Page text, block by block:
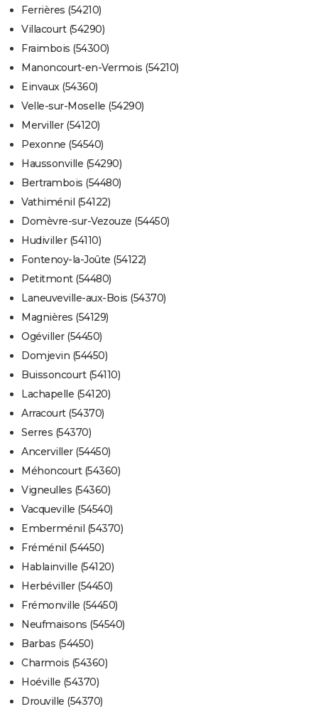
Ferrières (54210)
Villacourt (54290)
Fraimbois (54300)
Manoncourt-en-Vermois (54210)
Einvaux (54360)
Velle-sur-Moselle (54290)
Merviller (54120)
Pexonne (54540)
Haussonville (54290)
Bertrambois (54480)
Vathiménil (54122)
Domèvre-sur-Vezouze (54450)
Hudiviller (54110)
Fontenoy-la-Joûte (54122)
Petitmont (54480)
Laneuveville-aux-Bois (54370)
Magnières (54129)
Ogéviller (54450)
Domjevin (54450)
Buissoncourt (54110)
Lachapelle (54120)
Arracourt (54370)
Serres (54370)
Ancerviller (54450)
Méhoncourt (54360)
Vigneulles (54360)
Vacqueville (54540)
Emberménil (54370)
Fréménil (54450)
Hablainville (54120)
Herbéviller (54450)
Frémonville (54450)
Neufmaisons (54540)
Barbas (54450)
Charmois (54360)
Hoéville (54370)
Drouville (54370)